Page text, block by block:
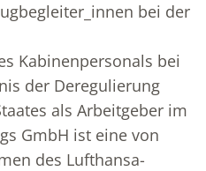
bei der
Kabinenpersonals bei
der Deregulierung
als Arbeitgeber im
GmbH ist eine von
des Lufthansa-